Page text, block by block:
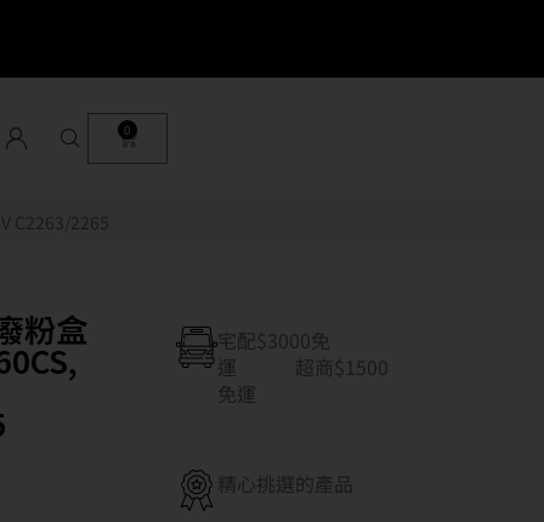
0
C2263/2265
粉盒
宅配$3000免
運 超商$1500
免運
精心挑選的產品